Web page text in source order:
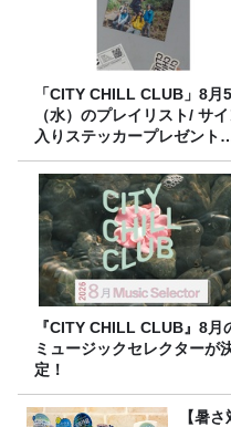
「CITY CHILL CLUB」8月
（水）のプレイリスト/ サ
入りステッカープレゼント
り
『CITY CHILL CLUB』8月
ミュージックセレクターが
定！
【暑